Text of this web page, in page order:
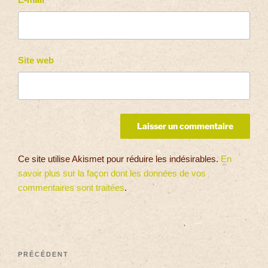
Site web
Ce site utilise Akismet pour réduire les indésirables. En
savoir plus sur la façon dont les données de vos
commentaires sont traitées.
PRÉCÉDENT